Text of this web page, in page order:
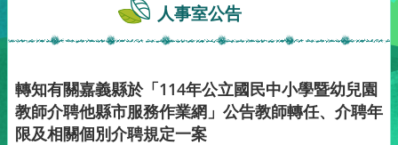
人事室公告
轉知有關嘉義縣於「114年公立國民中小學暨幼兒園
教師介聘他縣市服務作業網」公告教師轉任、介聘年
限及相關個別介聘規定一案